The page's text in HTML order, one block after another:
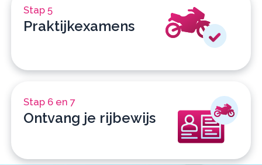
Stap 5
Praktijkexamens
Stap 6 en 7
Ontvang je rijbewijs